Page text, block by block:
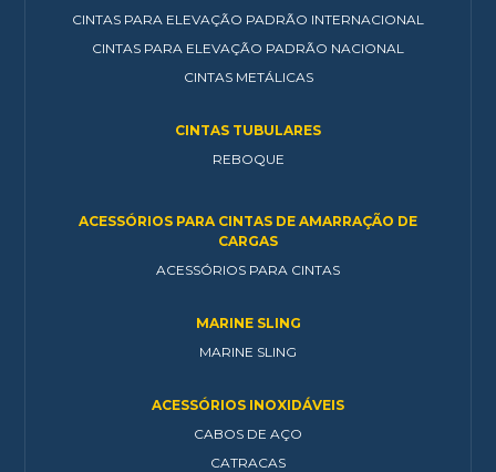
CINTAS PARA ELEVAÇÃO PADRÃO INTERNACIONAL
CINTAS PARA ELEVAÇÃO PADRÃO NACIONAL
CINTAS METÁLICAS
CINTAS TUBULARES
REBOQUE
ACESSÓRIOS PARA CINTAS DE AMARRAÇÃO DE
CARGAS
ACESSÓRIOS PARA CINTAS
MARINE SLING
MARINE SLING
ACESSÓRIOS INOXIDÁVEIS
CABOS DE AÇO
CATRACAS